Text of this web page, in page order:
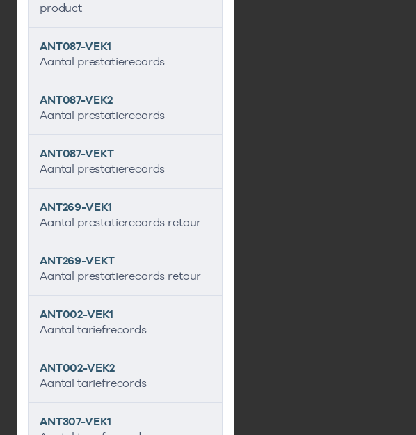
product
ANT087-VEK1
Aantal prestatierecords
ANT087-VEK2
Aantal prestatierecords
ANT087-VEKT
Aantal prestatierecords
ANT269-VEK1
Aantal prestatierecords retour
ANT269-VEKT
Aantal prestatierecords retour
ANT002-VEK1
Aantal tariefrecords
ANT002-VEK2
Aantal tariefrecords
ANT307-VEK1